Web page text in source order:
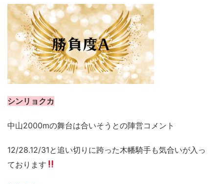
シンリョクカ
中山2000mの舞台は合いそうとの陣営コメント
12/28.12/31と追い切りに跨った木幡騎手も気合いが入っ
ております